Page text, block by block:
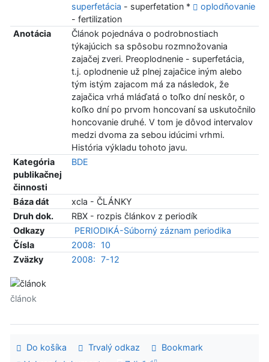
superfetácia - superfetation *
oplodňovanie
- fertilization
Anotácia
Článok pojednáva o podrobnostiach
týkajúcich sa spôsobu rozmnožovania
zajačej zveri. Preoplodnenie - superfetácia,
t.j. oplodnenie už plnej zajačice iným alebo
tým istým zajacom má za následok, že
zajačica vrhá mláďatá o toľko dní neskôr, o
koľko dní po prvom honcovaní sa uskutočnilo
honcovanie druhé. V tom je dôvod intervalov
medzi dvoma za sebou idúcimi vrhmi.
História výkladu tohoto javu.
Kategória
publikačnej
činnosti
BDE
Báza dát
xcla - ČLÁNKY
Druh dok.
RBX - rozpis článkov z periodík
Odkazy
PERIODIKÁ-Súborný záznam periodika
Čísla
2008:
10
Zväzky
2008: 7-12
článok
Do košíka Trvalý odkaz
Bookmark